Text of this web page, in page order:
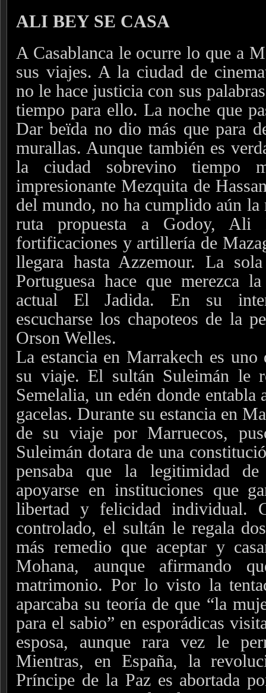
ALI BEY SE CASA
A Casablanca le ocurre lo que a
sus viajes. A la ciudad de
no le hace justicia con sus
tiempo para ello. La noche que
Dar beïda no dio más que para
murallas. Aunque también es
la ciudad sobrevino tiempo
impresionante Mezquita de
del mundo, no ha cumplido aún la
ruta propuesta a Godoy, Ali
fortificaciones y artillería de
llegara hasta Azzemour. La
Portuguesa hace que merezca
actual El Jadida. En su
escucharse los chapoteos de la
Orson Welles.
La estancia en Marrakech es
su viaje. El sultán Suleimán le
Semelalia, un edén donde entabla
gacelas. Durante su estancia en
de su viaje por Marruecos,
Suleimán dotara de una
pensaba que la legitimidad
apoyarse en instituciones que
libertad y felicidad individual.
controlado, el sultán le regala
más remedio que aceptar y
Mohana, aunque afirmando
matrimonio. Por lo visto la
aparcaba su teoría de que “la
para el sabio” en esporádicas
esposa, aunque rara vez le
Mientras, en España, la
Príncipe de la Paz es abortada